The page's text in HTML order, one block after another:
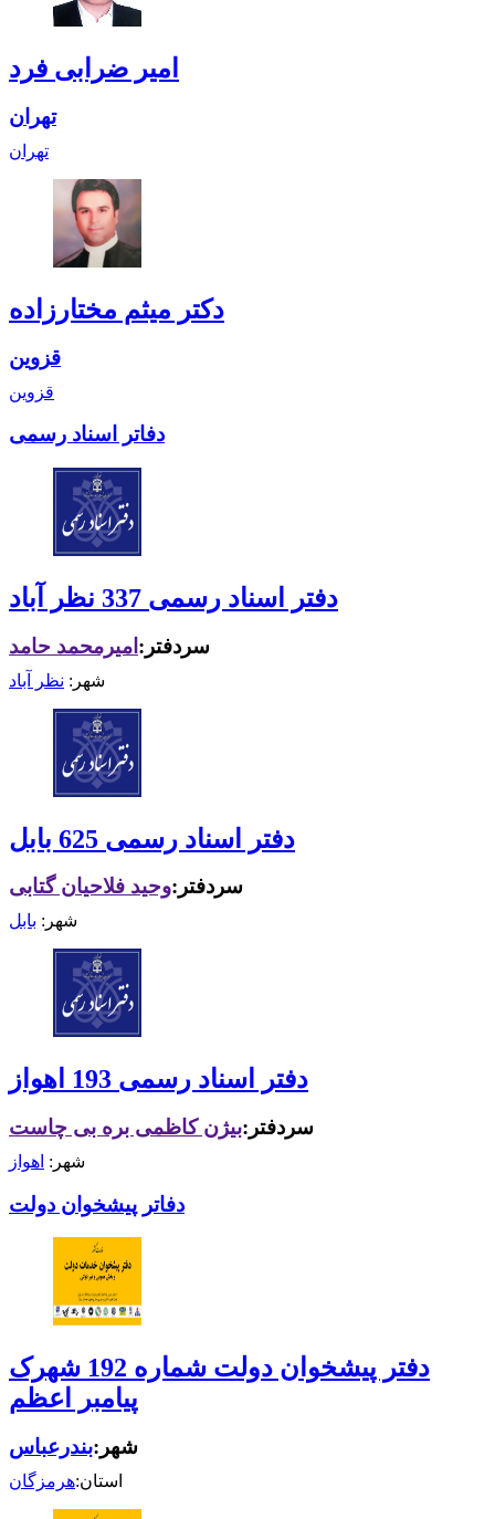
امیر ضرابی فرد
تهران
تهران
دکتر میثم مختارزاده
قزوین
قزوین
دفاتر اسناد رسمی
دفتر اسناد رسمی 337 نظر آباد
سردفتر: امیرمحمد حامد
شهر: نظر آباد
دفتر اسناد رسمی 625 بابل
سردفتر:وحید فلاحیان گتابی
شهر: بابل
دفتر اسناد رسمی 193 اهواز
سردفتر:بیژن کاظمی بره بی چاست
شهر: اهواز
دفاتر پیشخوان دولت
دفتر پیشخوان دولت شماره 192 شهرک
پیامبر اعظم
شهر:بندرعباس
استان:هرمزگان